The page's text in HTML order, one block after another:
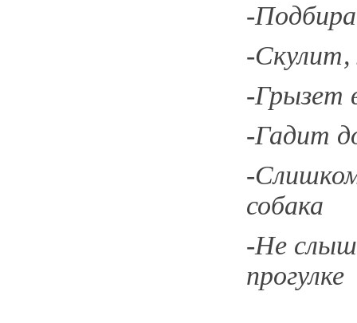
-
-Скулит,
-Грызет
-Гадит
-
собака
-Не
прогулке